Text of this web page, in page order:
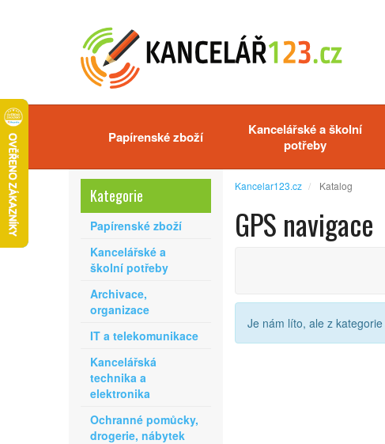
Papírenské zboží
Kancelářské a školní
potřeby
Kancelar123.cz Katalog
GPS navigace
Je nám líto, ale z kategorie
Kategorie
Papírenské zboží
Kancelářské a
školní potřeby
Archivace,
organizace
IT a telekomunikace
Kancelářská
technika a
elektronika
Ochranné pomůcky,
drogerie, nábytek